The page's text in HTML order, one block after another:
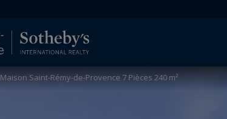
Saint-Rémy-de-Provence 7 Pièces 240 m²